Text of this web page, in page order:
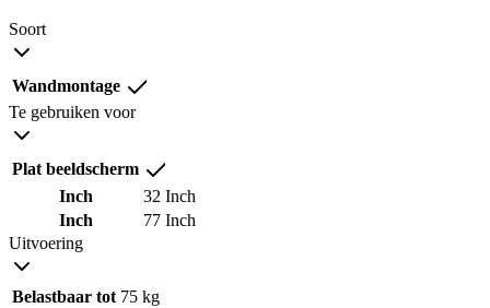
Soort
Wandmontage
Te gebruiken voor
Plat beeldscherm
Inch
32 Inch
Inch
77 Inch
Uitvoering
Belastbaar tot 75 kg